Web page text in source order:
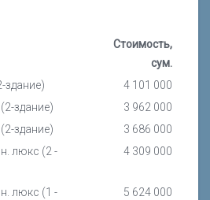
Стоимость,
сум.
здание)
4 101 000
здание)
3 962 000
здание)
3 686 000
люкс (2 -
4 309 000
люкс (1 -
5 624 000